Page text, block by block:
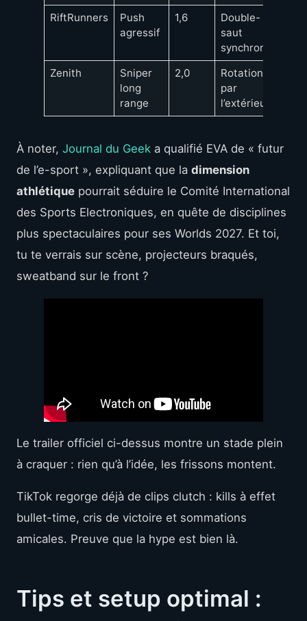
RiftRunners
Push
agressif
1,6
Double-
saut
synchronisé
Zenith
Sniper
long
range
2,0
Rotation
par
l’extérieur
À noter, Journal du Geek a qualifié EVA de « futur
de l’e-sport », expliquant que la dimension
athlétique pourrait séduire le Comité International
des Sports Electroniques, en quête de disciplines
plus spectaculaires pour ses Worlds 2027. Et toi,
tu te verrais sur scène, projecteurs braqués,
sweatband sur le front ?
Le trailer officiel ci-dessus montre un stade plein
à craquer : rien qu’à l’idée, les frissons montent.
TikTok regorge déjà de clips clutch : kills à effet
bullet-time, cris de victoire et sommations
amicales. Preuve que la hype est bien là.
Tips et setup optimal :